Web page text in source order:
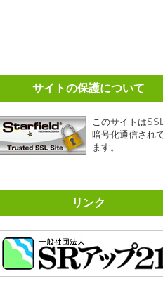
サイトの保護について
このサイトは
暗号化通信され
ます。
リンク